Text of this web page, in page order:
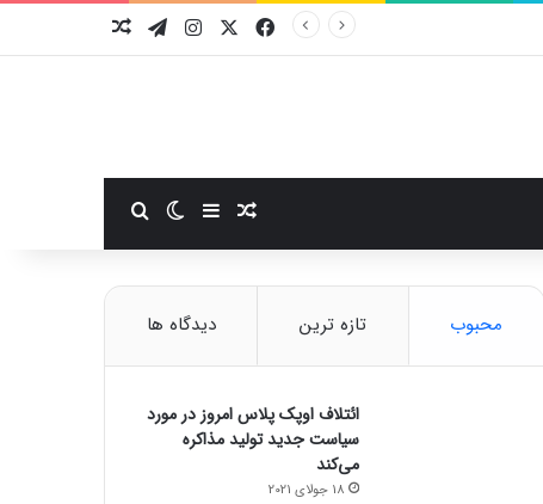
فیسبوکایکس اینستاگرام
تلگرام
نوشته تصادفی
سایدبارتغییر پوسته
محبوب تازه ترین دیدگاه ها
ائتلاف اوپک پلاس امروز در مورد
سیاست جدید تولید مذاکره
می‌کند
18 جولای 2021